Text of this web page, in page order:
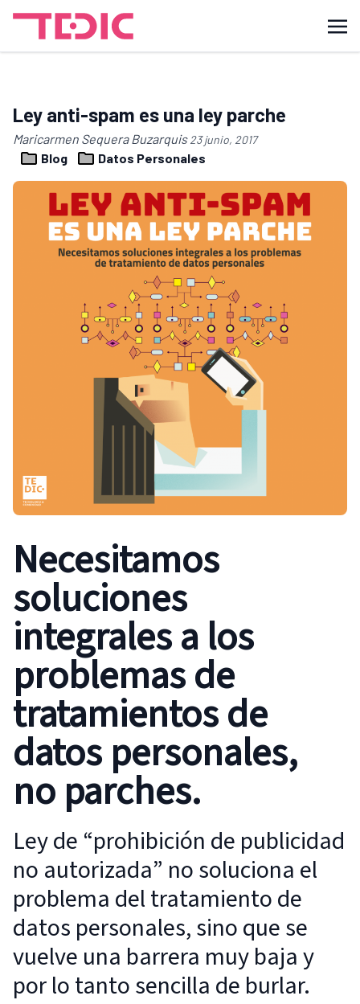
Ley anti-spam es una ley parche
Maricarmen Sequera Buzarquis23 junio, 2017
Blog Datos Personales
Necesitamos
soluciones
integrales a los
problemas de
tratamientos de
datos personales,
no parches.
Ley de “prohibición de publicidad
no autorizada” no soluciona el
problema del tratamiento de
datos personales, sino que se
vuelve una barrera muy baja y
por lo tanto sencilla de burlar.